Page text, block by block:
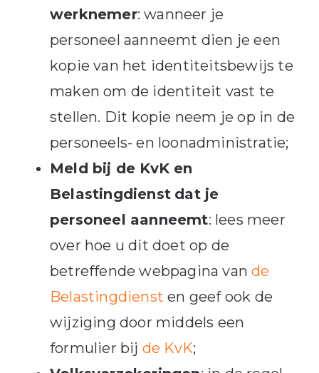
werknemer: wanneer je
personeel aanneemt dien je een
kopie van het identiteitsbewijs te
maken om de identiteit vast te
stellen. Dit kopie neem je op in de
personeels- en loonadministratie;
Meld bij de KvK en
Belastingdienst dat je
personeel aanneemt: lees meer
over hoe u dit doet op de
betreffende webpagina vande
Belastingdienst en geef ook de
wijziging door middels een
formulier bij de KvK;